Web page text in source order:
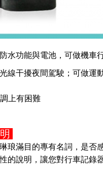
水功能與電池，可做機車
線干擾夜間駕駛；可做運
上有困難
琅滿目的專有名詞，是否
的說明，讓您對行車記錄